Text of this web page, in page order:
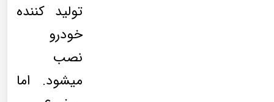
تولید کننده
خودرو
نصب
میشود. اما